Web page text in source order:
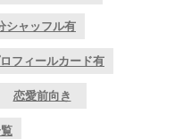
シャッフル有
フィールカード有
恋愛前向き